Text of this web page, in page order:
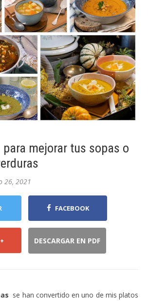
mejorar tus sopas o
26, 2021
FACEBOOK
DESCARGAR EN PDF
se han convertido en uno de mis platos